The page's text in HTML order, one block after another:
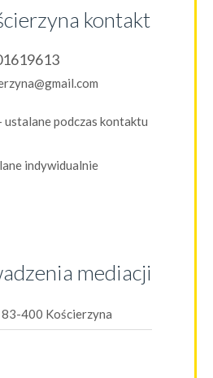
kontakt
ustalane podczas kontaktu
indywidualnie
mediacji
400 Kościerzyna